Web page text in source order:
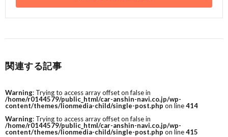
関連する記事
Warning: Trying to access array offset on false in
/home/r0144579/public_html/car-anshin-navi.co.jp/wp-
content/themes/lionmedia-child/single-post.php on line414
Warning: Trying to access array offset on false in
/home/r0144579/public_html/car-anshin-navi.co.jp/wp-
content/themes/lionmedia-child/single-post.php on line415